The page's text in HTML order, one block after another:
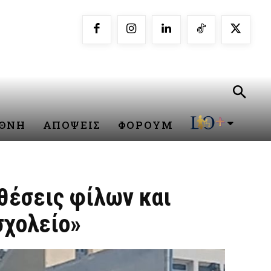
ΑΠΟΨΕΙΣ ΦΟΡΟΥΜ
φίλων και